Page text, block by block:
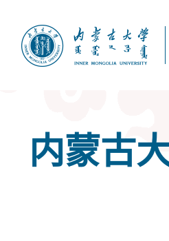
内蒙古